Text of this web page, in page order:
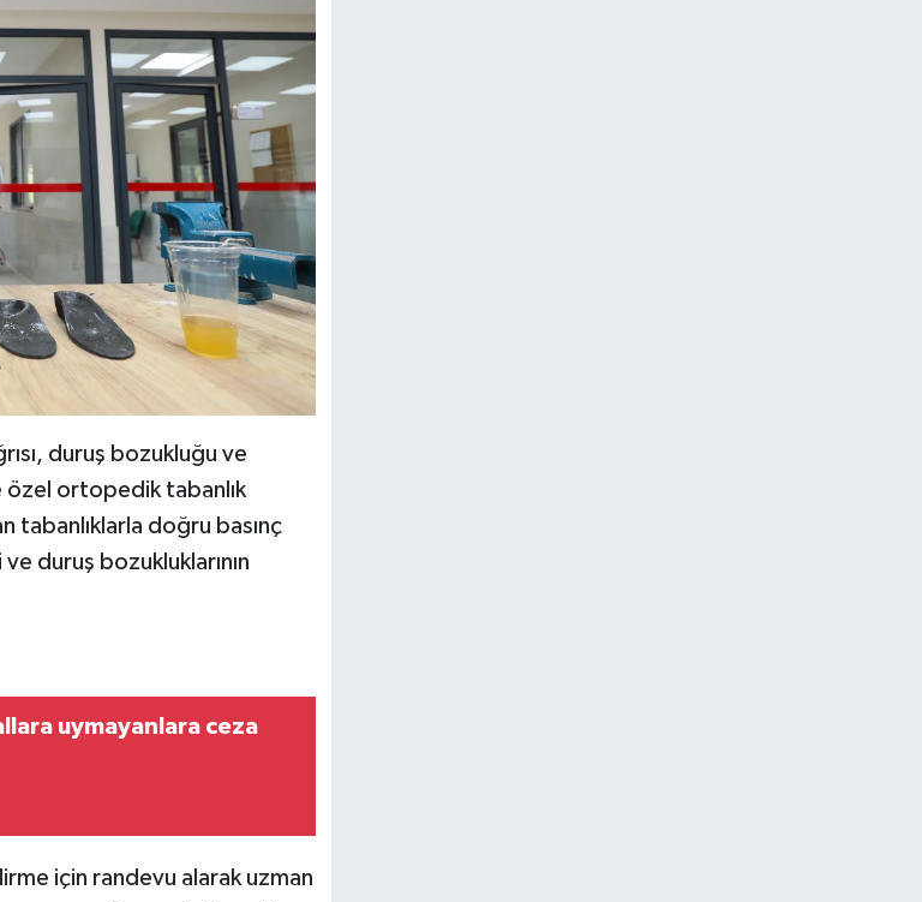
duruş bozukluğu ve
özel ortopedik tabanlık
tabanlıklarla doğru basınç
ve duruş bozukluklarının
uymayanlara ceza
için randevu alarak uzman